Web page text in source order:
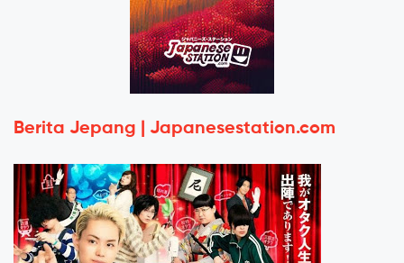
Berita Jepang | Japanesestation.com